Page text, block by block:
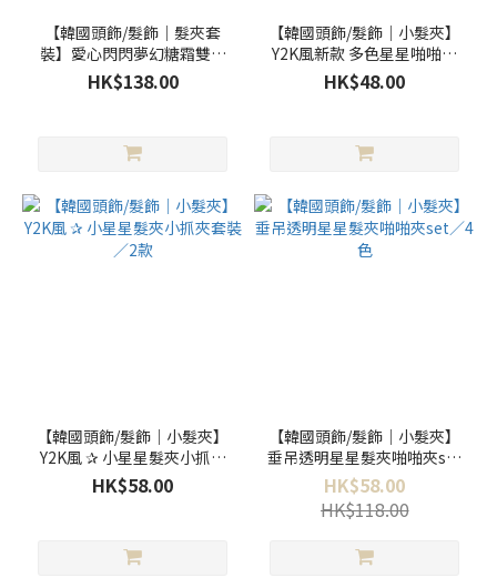
【韓國頭飾/髮飾｜髮夾套
裝】愛心閃閃夢幻糖霜雙夾
／4色
HK$138.00
【韓國頭飾/髮飾｜小髮夾】
Y2K風新款 多色星星啪啪夾
／3款
HK$48.00
【韓國頭飾/髮飾｜小髮夾】
Y2K風 ✰ 小星星髮夾小抓夾
套裝／2款
HK$58.00
【韓國頭飾/髮飾｜小髮夾】
垂吊透明星星髮夾啪啪夾set
／4色
HK$58.00
HK$118.00